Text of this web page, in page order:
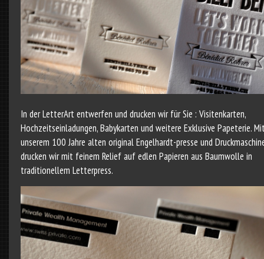
In der LetterArt entwerfen und drucken wir für Sie : Visitenkarten,
Hochzeitseinladungen, Babykarten und weitere Exklusive Papeterie.
unserem 100 Jahre alten original Engelhardt-presse und
drucken wir mit feinem Relief auf edlen Papieren aus Baumwolle in
traditionellem Letterpress.